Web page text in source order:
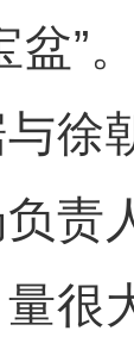
”。
朝
负责
很